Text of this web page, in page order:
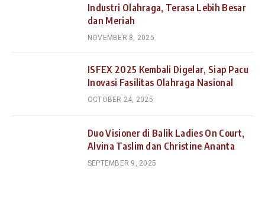
Industri Olahraga, Terasa Lebih Besar
dan Meriah
NOVEMBER 8, 2025
ISFEX 2025 Kembali Digelar, Siap Pacu
Inovasi Fasilitas Olahraga Nasional
OCTOBER 24, 2025
Duo Visioner di Balik Ladies On Court,
Alvina Taslim dan Christine Ananta
SEPTEMBER 9, 2025